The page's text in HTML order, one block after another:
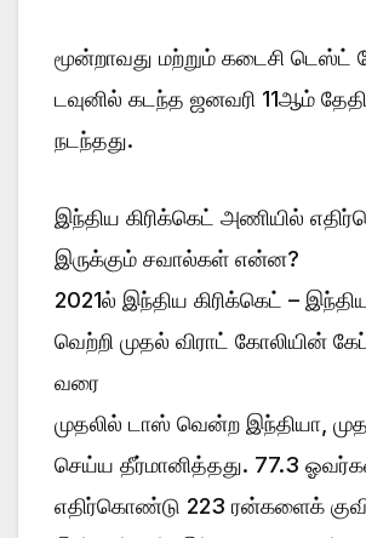
மூன்றாவது மற்றும் கடைசி டெஸ்ட்
டவுனில் கடந்த ஜனவரி 11ஆம்
நடந்தது.
இந்திய கிரிக்கெட் அணியில்
இருக்கும் சவால்கள் என்ன?
2021ல் இந்திய கிரிக்கெட் –
வெற்றி முதல் விராட் கோலியின்
வரை
முதலில் டாஸ் வென்ற இந்தியா,
செய்ய தீர்மானித்தது. 77.3
எதிர்கொண்டு 223 ரன்களைக்